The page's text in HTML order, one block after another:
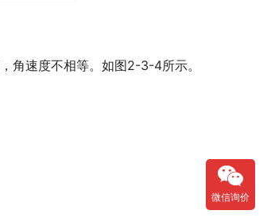
角速度不相等。如图2-3-4所示。
微信询价